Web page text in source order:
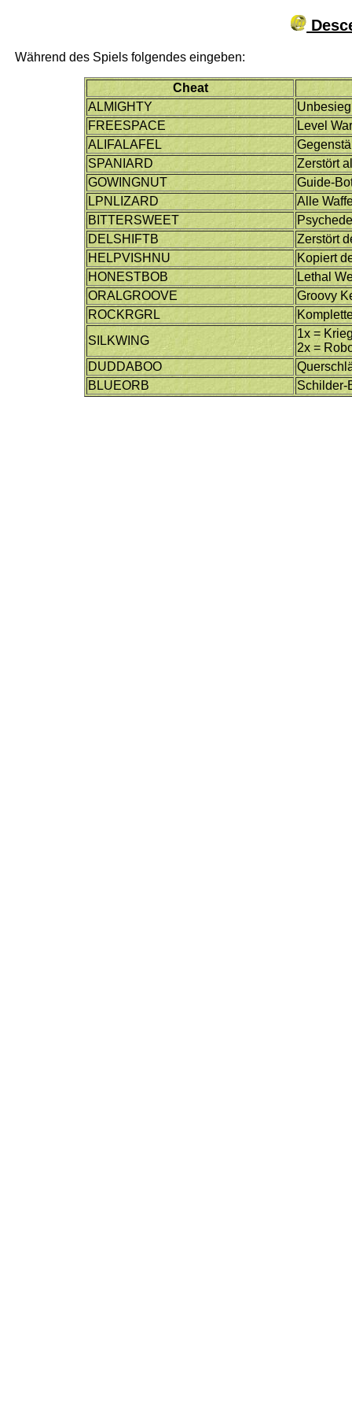
Während des Spiels folgendes eingeben:
Cheat
ALMIGHTY
FREESPACE
Level
ALIFALAFEL
SPANIARD
Zerstört
GOWINGNUT
Guide-
LPNLIZARD
Alle
BITTERSWEET
DELSHIFTB
Zerstört
HELPVISHNU
Kopiert
HONESTBOB
Lethal
ORALGROOVE
Groovy
ROCKRGRL
SILKWING
1x =
2x =
DUDDABOO
BLUEORB
Schilder-